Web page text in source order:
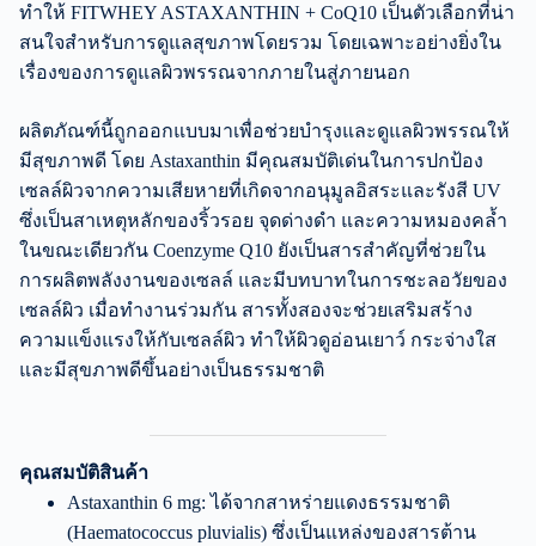
ทำให้ FITWHEY ASTAXANTHIN + CoQ10 เป็นตัวเลือกที่น่า
สนใจสำหรับการดูแลสุขภาพโดยรวม โดยเฉพาะอย่างยิ่งใน
เรื่องของการดูแลผิวพรรณจากภายในสู่ภายนอก
ผลิตภัณฑ์นี้ถูกออกแบบมาเพื่อช่วยบำรุงและดูแลผิวพรรณให้
มีสุขภาพดี โดย Astaxanthin มีคุณสมบัติเด่นในการปกป้อง
เซลล์ผิวจากความเสียหายที่เกิดจากอนุมูลอิสระและรังสี UV
ซึ่งเป็นสาเหตุหลักของริ้วรอย จุดด่างดำ และความหมองคล้ำ
ในขณะเดียวกัน Coenzyme Q10 ยังเป็นสารสำคัญที่ช่วยใน
การผลิตพลังงานของเซลล์ และมีบทบาทในการชะลอวัยของ
เซลล์ผิว เมื่อทำงานร่วมกัน สารทั้งสองจะช่วยเสริมสร้าง
ความแข็งแรงให้กับเซลล์ผิว ทำให้ผิวดูอ่อนเยาว์ กระจ่างใส
และมีสุขภาพดีขึ้นอย่างเป็นธรรมชาติ
คุณสมบัติสินค้า
Astaxanthin 6 mg: ได้จากสาหร่ายแดงธรรมชาติ
(Haematococcus pluvialis) ซึ่งเป็นแหล่งของสารต้าน